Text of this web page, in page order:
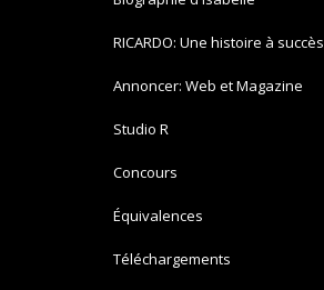
RICARDO: Une histoire à succès
Annoncer: Web et Magazine
Studio R
Concours
Équivalences
Téléchargements